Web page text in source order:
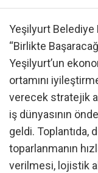
Yeşilyurt Belediye
“Birlikte
Yeşilyurt’un
ortamını
verecek stratejik
iş dünyasının
geldi. Toplantıda,
toparlanmanın
verilmesi, lojistik